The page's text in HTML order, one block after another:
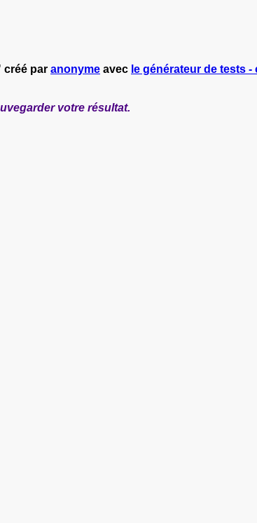
créé par anonyme avec le générateur de tests
votre résultat.